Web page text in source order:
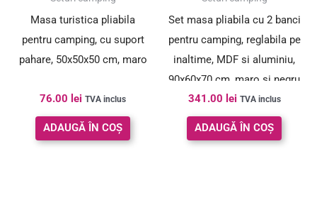
Masa turistica pliabila
pentru camping, cu suport
pahare, 50x50x50 cm, maro
76.00 lei TVA inclus
ADAUGĂ ÎN COȘ
Set masa pliabila cu 2 banci
pentru camping, reglabila pe
inaltime, MDF si aluminiu,
90x60x70 cm, maro si negru
341.00 lei TVA inclus
ADAUGĂ ÎN COȘ